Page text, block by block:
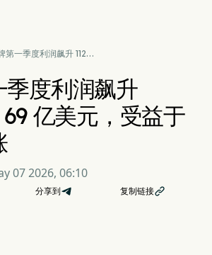
第一季度利润飙升 112%
季度利润飙升
69 亿美元，受益于
07 2026, 06:10
分享到 复制链接